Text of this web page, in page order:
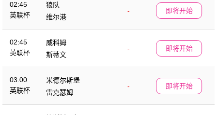
02:45
英联杯
狼队
-
维尔港
即将开始
02:45
英联杯
威科姆
-
斯蒂文
即将开始
03:00
英联杯
米德尔斯堡
-
雷克瑟姆
即将开始